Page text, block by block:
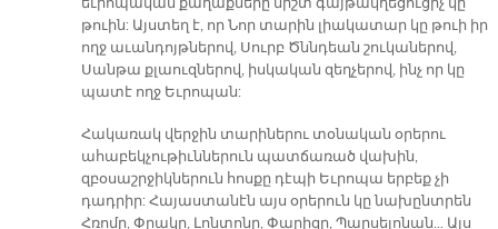
եւրոպական քաղաքները միշտ գայթակղեցուցիչ կը
թուին: Այստեղ է, որ Նոր տարին լիակատար կը թուի իր
ողջ աւանդոյթներով, Սուրբ Ծննդեան շուկաներով,
Սանթա քլաուզներով, իսկական զեղչերով, ինչ որ կը
պատէ ողջ Եւրոպան:
Հակառակ վերջին տարիներու տօնական օրերու
ահաբեկչութիւններուն պատճառած վախին,
զբօսաշրջիկներուն հոսքը դէպի Եւրոպա երբեք չի
դադրիր: Հայաստանէն այս օրերուն կը նախընտրեն
Հռոմը, Փրակը, Լոնտոնը, Փարիզը, Պարսելոնան… Այս